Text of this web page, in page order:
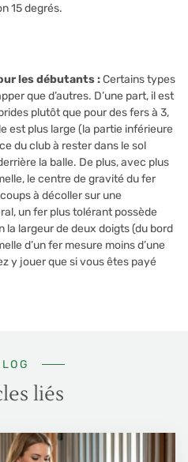
15 degrés.
les débutants :Certains types
que d’autres. D’une part, il est
plutôt que pour des fers à 3,
est plus large (la partie inférieure
du club à rester dans le sol
la balle. De plus, avec plus
le centre de gravité du fer
à décoller sur une
un fer plus tolérant possède
la largeur de deux doigts (du bord
d’un fer mesure moins d’une
y jouer que si vous êtes payé
liés